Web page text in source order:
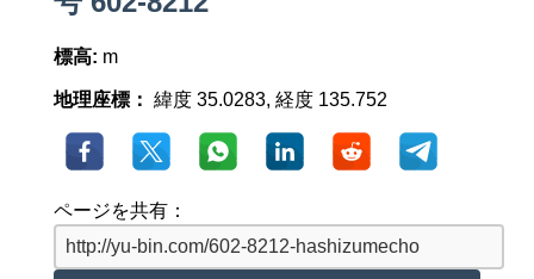
標高: m
地理座標： 緯度 35.0283, 経度 135.752
ページを共有：